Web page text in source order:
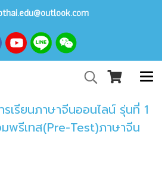
รเรียนภาษาจีนออนไลน์ รุ่นที่ 1
พรีเทส(Pre-Test)ภาษาจีน